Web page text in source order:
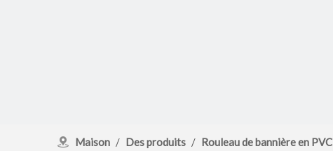
Maison / Des produits / Rouleau de bannière en PVC